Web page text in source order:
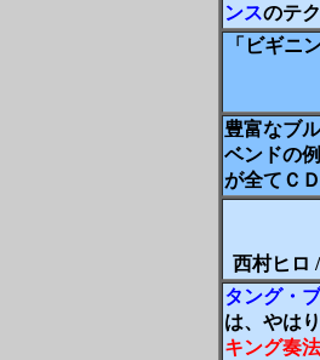
ンスのテ
「ビギ
豊富なブ
ベンドの
が全てＣ
西村ヒロ
タング・
は、やはり
キング奏法